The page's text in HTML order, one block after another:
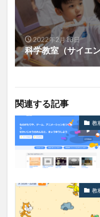
2022年2月13日
科学教室（サイエ
関連する記事
教
教